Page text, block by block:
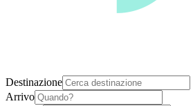
Destinazione
Arrivo